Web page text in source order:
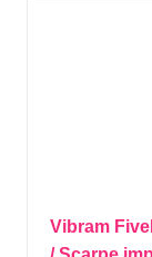
Vibram